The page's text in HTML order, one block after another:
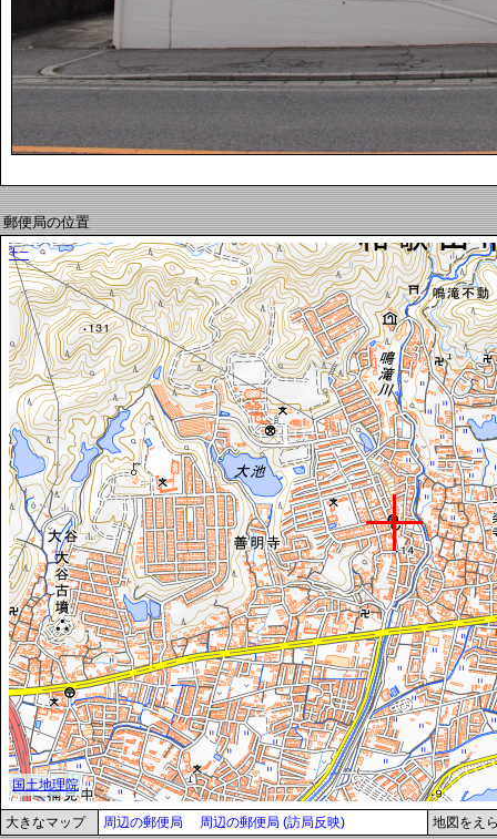
郵便局の位置
大きなマップ 周辺の郵便局 周辺の郵便局 (訪局反映) 地図をえ